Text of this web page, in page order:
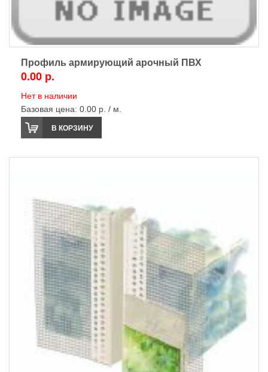
Профиль армирующий арочный ПВХ
0.00 р.
Нет в наличии
Базовая цена: 0.00 р. / м.
В КОРЗИНУ